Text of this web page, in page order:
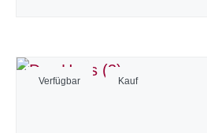
Verfügbar Kauf